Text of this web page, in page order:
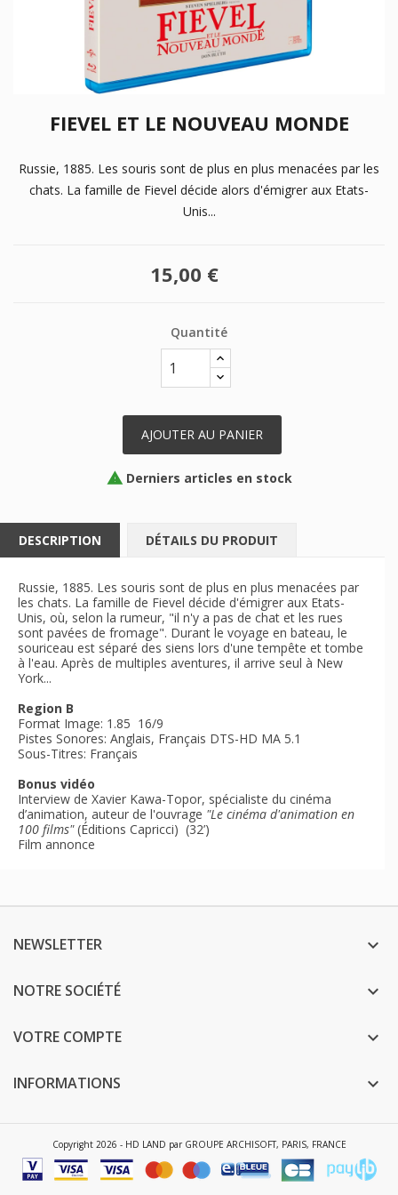
FIEVEL ET LE NOUVEAU MONDE
Russie, 1885. Les souris sont de plus en plus menacées par les
chats. La famille de Fievel décide alors d'émigrer aux Etats-
Unis...
15,00 €
Quantité
AJOUTER AU PANIER
 Derniers articles en stock
DESCRIPTION DÉTAILS DU PRODUIT
Russie, 1885. Les souris sont de plus en plus menacées par
les chats. La famille de Fievel décide d'émigrer aux Etats-
Unis, où, selon la rumeur, "il n'y a pas de chat et les rues
sont pavées de fromage". Durant le voyage en bateau, le
souriceau est séparé des siens lors d'une tempête et tombe
à l'eau. Après de multiples aventures, il arrive seul à New
York...
Region B
Format Image: 1.85 16/9
Pistes Sonores: Anglais, Français DTS-HD MA 5.1
Sous-Titres: Français
Bonus vidéo
Interview de Xavier Kawa-Topor, spécialiste du cinéma
d’animation, auteur de l'ouvrage "Le cinéma d'animation en
100 films"(Éditions Capricci) (32’)
Film annonce
NEWSLETTER 
NOTRE SOCIÉTÉ 
VOTRE COMPTE 
INFORMATIONS 
Copyright 2026 - HD LAND par GROUPE ARCHISOFT, PARIS, FRANCE